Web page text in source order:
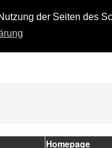
der Seiten des
Homepage